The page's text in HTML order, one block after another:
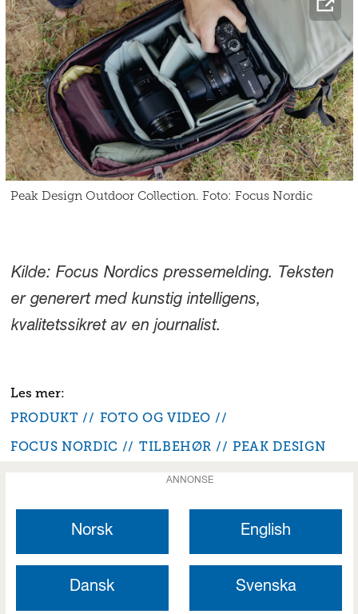
Peak Design Outdoor Collection. Foto: Focus Nordic
Kilde: Focus Nordics pressemelding. Teksten
er generert med kunstig intelligens,
kvalitetssikret av en journalist.
PRODUKT
FOTO OG VIDEO
FOCUS NORDIC
TILBEHØR PEAK DESIGN
ANNONSE
Norsk English
Dansk Svenska